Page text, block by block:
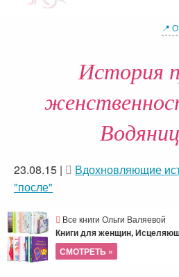
📍
История
23.08.15 | Вдохновляющие
"после"
Все книги Ольги Валяевой
Книги для женщин,
СМОТРЕТЬ »